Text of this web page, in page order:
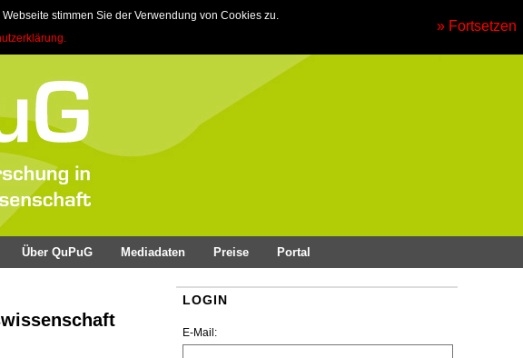
stimmen Sie der Verwendung von Cookies zu.
» Fortsetzen
Über QuPuG Mediadaten Preise Portal
LOGIN
E-Mail: